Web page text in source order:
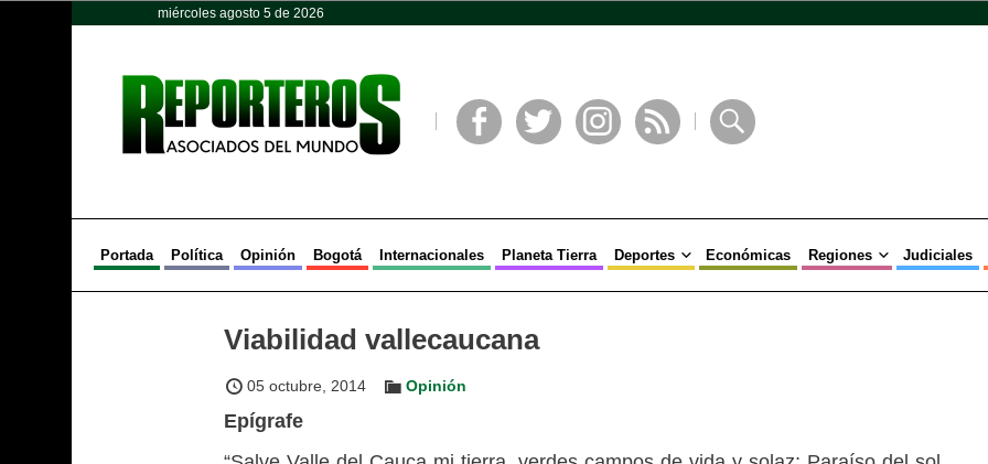
miércoles agosto 5 de 2026
Portada Política Opinión Bogotá Internacionales Planeta Tierra Deportes Económicas Regiones Judiciales
Viabilidad vallecaucana
05 octubre, 2014 Opinión
Epígrafe
Opinión Política